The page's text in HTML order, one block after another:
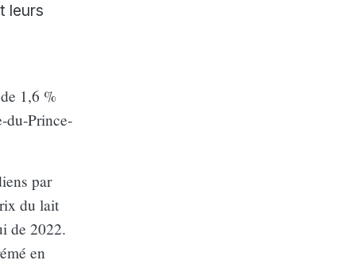
leurs
1,6 %
du-Prince-
par
du lait
de 2022.
en